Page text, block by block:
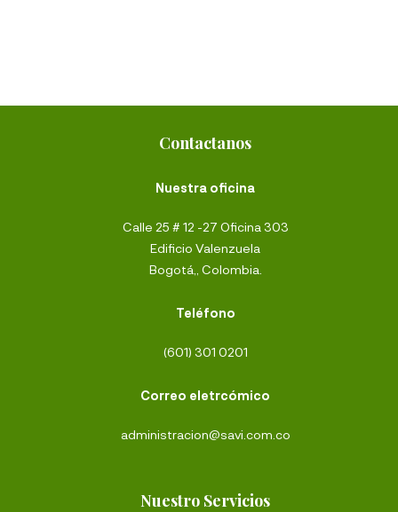
Contactanos
Nuestra oficina
Calle 25 # 12 -27 Oficina 303
Edificio Valenzuela
Bogotá,, Colombia.
Teléfono
(601) 301 0201
Correo eletrcómico
administracion@savi.com.co
Nuestro Servicios